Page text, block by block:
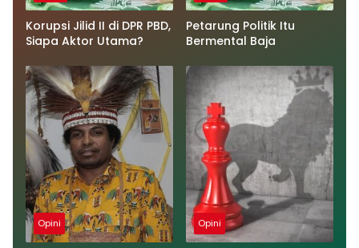
Korupsi Jilid II di DPR PBD,
Siapa Aktor Utama?
Petarung Politik Itu
Bermental Baja
Opini Opini